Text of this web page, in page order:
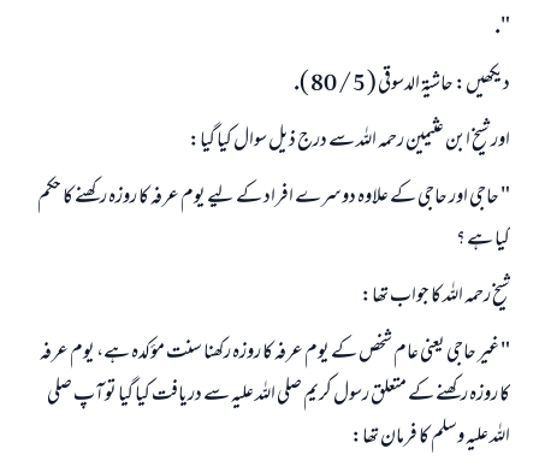
".
ديكھيں: حاشيۃ الدسوقى ( 5 / 80 ).
اور شيخ ابن عثيمين رحمہ اللہ سے درج ذيل سوال كيا گيا:
" حاجى اور حاجى كے علاوہ دوسرے افراد كے ليے يوم عرفہ كا روزہ ركھنے كا حكم
كيا ہے ؟
شيخ رحمہ اللہ كا جواب تھا:
" غير حاجى يعنى عام شخص كے يوم عرفہ كا روزہ ركھنا سنت مؤكدہ ہے، يوم عرفہ
كا روزہ ركھنے كے متعلق رسول كريم صلى اللہ عليہ سے دريافت كيا گيا تو آپ صلى
اللہ عليہ وسلم كا فرمان تھا: